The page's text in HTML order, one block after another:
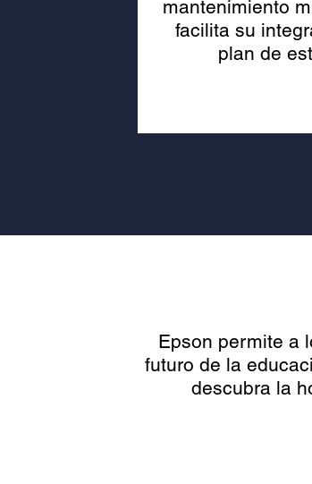
mantenimiento
facilita su
plan de
Epson permite a
futuro de la
descubra la